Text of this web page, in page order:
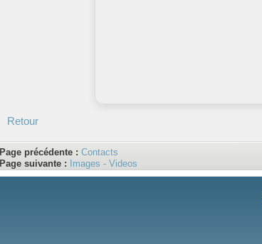
Retour
Page précédente : Contacts
Page suivante :
Images - Videos